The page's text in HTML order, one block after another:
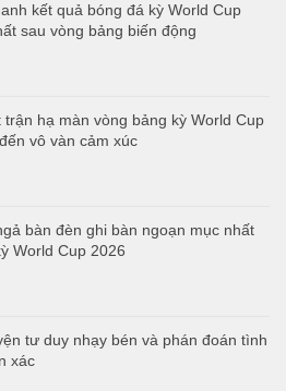
kết quả bóng đá kỳ World Cup
sau vòng bảng biến động
trận hạ màn vòng bảng kỳ World Cup
vô vàn cảm xúc
bàn đèn ghi bàn ngoạn mục nhất
World Cup 2026
tư duy nhạy bén và phán đoán tình
xác